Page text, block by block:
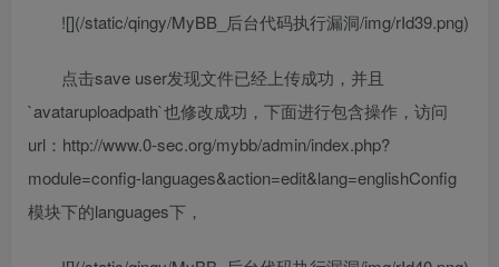
![](/static/qingy/MyBB_后台代码执行漏洞/img/rId39.png)
点击save user发现文件已经上传成功，并且
`avataruploadpath`也修改成功，下面进行包含操作，访问
url：http://www.0-sec.org/mybb/admin/index.php?
module=config-languages&action=edit&lang=englishConfig
模块下的languages下，